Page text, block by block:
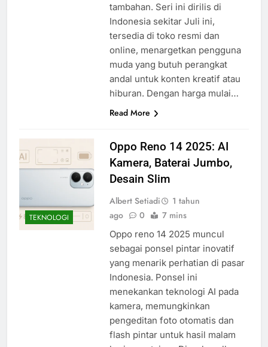
tambahan. Seri ini dirilis di
Indonesia sekitar Juli ini,
tersedia di toko resmi dan
online, menargetkan pengguna
muda yang butuh perangkat
andal untuk konten kreatif atau
hiburan. Dengan harga mulai…
Read More
TEKNOLOGI
Oppo Reno 14 2025: AI
Kamera, Baterai Jumbo,
Desain Slim
Albert Setiadi
1 tahun
ago
0 7 mins
Oppo reno 14 2025 muncul
sebagai ponsel pintar inovatif
yang menarik perhatian di pasar
Indonesia. Ponsel ini
menekankan teknologi AI pada
kamera, memungkinkan
pengeditan foto otomatis dan
flash pintar untuk hasil malam